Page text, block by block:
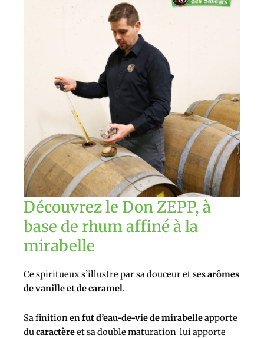
Découvrez le Don ZEPP, à
base de rhum affiné à la
mirabelle
Ce spiritueux s’illustre par sa douceur et sesarômes
de vanille et de caramel.
Sa finition en fut d’eau-de-vie de mirabelleapporte
du caractèreet sa double maturation lui apporte